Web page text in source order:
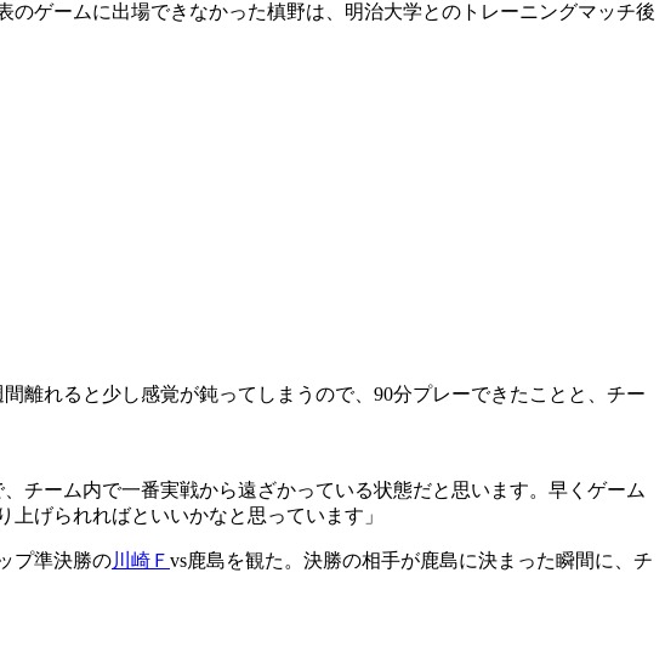
ゲームに出場できなかった槙野は、明治大学とのトレーニングマッチ後
離れると少し感覚が鈍ってしまうので、90分プレーできたことと、チー
チーム内で一番実戦から遠ざかっている状態だと思います。早くゲーム
げられればといいかなと思っています」
プ準決勝の川崎Ｆ vs鹿島を観た。決勝の相手が鹿島に決まった瞬間に、チ